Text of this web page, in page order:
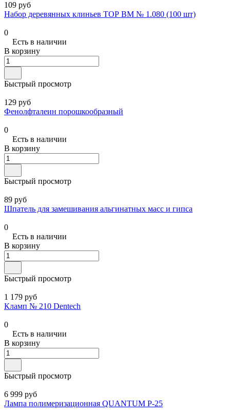
109 руб
Набор деревянных клиньев ТОР ВМ № 1.080 (100 шт)
0
Есть в наличии
В корзину
Быстрый просмотр
129 руб
Фенолфталеин порошкообразный
0
Есть в наличии
В корзину
Быстрый просмотр
89 руб
Шпатель для замешивания альгинатных масс и гипса
0
Есть в наличии
В корзину
Быстрый просмотр
1 179 руб
Кламп № 210 Dentech
0
Есть в наличии
В корзину
Быстрый просмотр
6 999 руб
Лампа полимеризационная QUANTUM P-25